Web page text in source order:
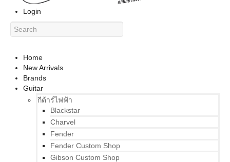
Login
Home
New Arrivals
Brands
Guitar
กีต้าร์ไฟฟ้า
Blackstar
Charvel
Fender
Fender Custom Shop
Gibson Custom Shop